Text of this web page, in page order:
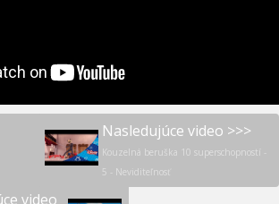
Nasledujúce video >>>
Kouzelná beruška 10 superschopností -
5 - Neviditeľnosť
video